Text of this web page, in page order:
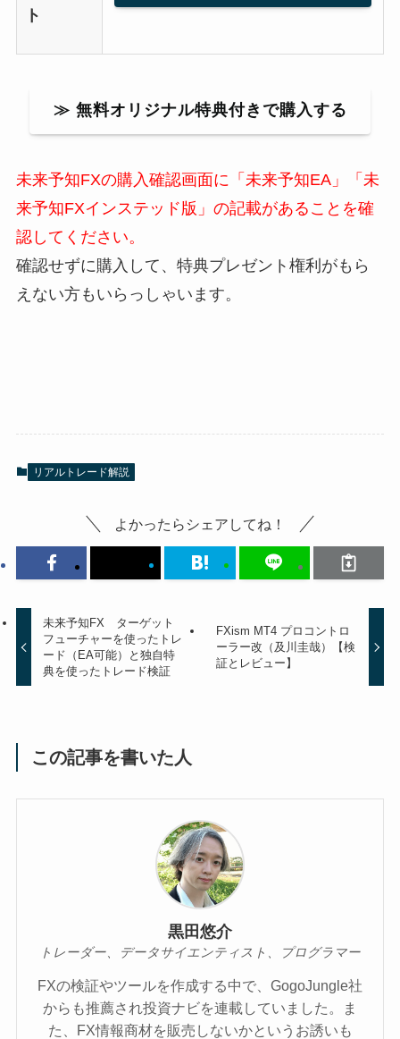
ト
≫ 無料オリジナル特典付きで購入する
未来予知FXの購入確認画面に「未来予知EA」「未
来予知FXインステッド版」の記載があることを確
認してください。
確認せずに購入して、特典プレゼント権利がもら
えない方もいらっしゃいます。
リアルトレード解説
よかったらシェアしてね！
未来予知FX ターゲット
フューチャーを使ったトレ
ード（EA可能）と独自特
典を使ったトレード検証
FXism MT4 プロコントロ
ーラー改（及川圭哉）【検
証とレビュー】
この記事を書いた人
黒田悠介
トレーダー、データサイエンティスト、プログラマー
FXの検証やツールを作成する中で、GogoJungle社
からも推薦され投資ナビを連載していました。ま
た、FX情報商材を販売しないかというお誘いも